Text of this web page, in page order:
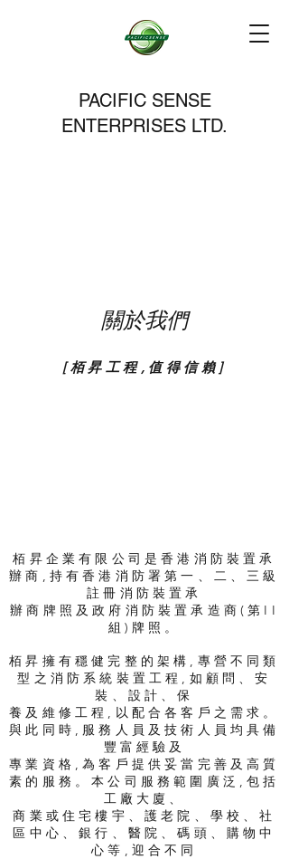
PACIFIC SENSE
ENTERPRISES LTD.
關於我們
[栢昇工程,值得信賴]
栢昇企業有限公司是香港消防裝置承
辦商,持有香港消防署第一、二、三級
註冊消防裝置承
辦商牌照及政府消防裝置承造商(第II
組)牌照。
栢昇擁有穩健完整的架構,專營不同類
型之消防系統裝置工程,如顧問、安
裝、設計、保
養及維修工程,以配合各客戶之需求。
與此同時,服務人員及技術人員均具備
豐富經驗及
專業資格,為客戶提供妥當完善及高質
素的服務。本公司服務範圍廣泛,包括
工廠大廈、
商業或住宅樓宇、護老院、學校、社
區中心、銀行、醫院、碼頭、購物中
心等,迎合不同